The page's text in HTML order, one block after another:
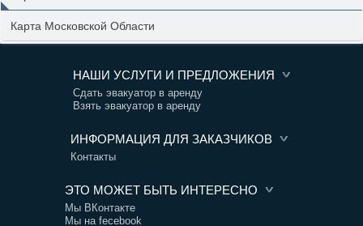
Карта Московской Области
НАШИ УСЛУГИ И ПРЕДЛОЖЕНИЯ
Сдать эвакуатор в аренду
Взять эвакуатор в аренду
ИНФОРМАЦИЯ ДЛЯ ЗАКАЗЧИКОВ
Контакты
ЭТО МОЖЕТ БЫТЬ ИНТЕРЕСНО
Мы ВКонтакте
Мы на fecebook